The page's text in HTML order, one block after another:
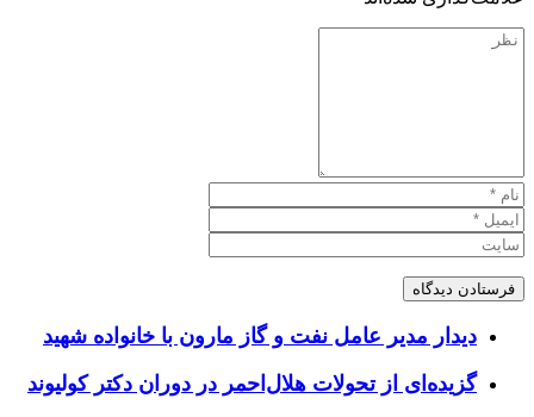
دیدار مدیر عامل نفت و گاز مارون با خانواده شهید
گزیده‌ای از تحولات هلال‌احمر در دوران دکتر کولیوند